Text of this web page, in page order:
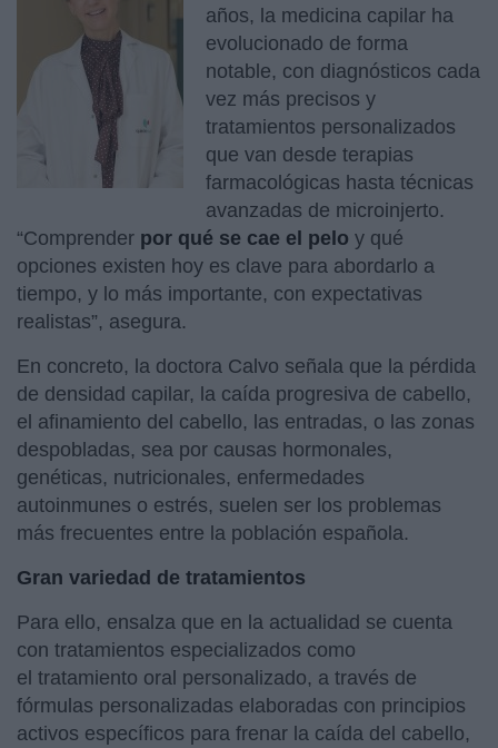
años, la medicina capilar ha
evolucionado de forma
notable, con diagnósticos cada
vez más precisos y
tratamientos personalizados
que van desde terapias
farmacológicas hasta técnicas
avanzadas de microinjerto.
“Comprender por qué se cae el pelo y qué
opciones existen hoy es clave para abordarlo a
tiempo, y lo más importante, con expectativas
realistas”, asegura.
En concreto, la doctora Calvo señala que la pérdida
de densidad capilar, la caída progresiva de cabello,
el afinamiento del cabello, las entradas, o las zonas
despobladas, sea por causas hormonales,
genéticas, nutricionales, enfermedades
autoinmunes o estrés, suelen ser los problemas
más frecuentes entre la población española.
Gran variedad de tratamientos
Para ello, ensalza que en la actualidad se cuenta
con tratamientos especializados como
el tratamiento oral personalizado, a través de
fórmulas personalizadas elaboradas con principios
activos específicos para frenar la caída del cabello,